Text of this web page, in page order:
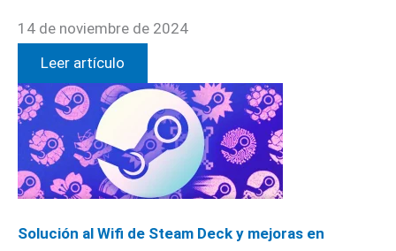
14 de noviembre de 2024
Leer artículo
Solución al Wifi de Steam Deck y mejoras en